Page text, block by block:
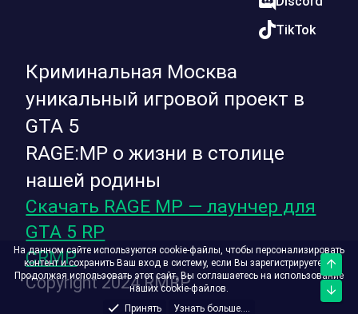
Криминальная Москва
уникальный игровой проект в
GTA 5
RAGE:MP о жизни в столице
нашей родины
Скачать RAGE MP — лаунчер для
GTA 5 RP
CRMP
Copyright 2024 RMRP
TikTok
На данном сайте используются cookie-файлы, чтобы персонализировать
контент и сохранить Ваш вход в систему, если Вы зарегистрируетесь.
Продолжая использовать этот сайт, Вы соглашаетесь на использование
наших cookie-файлов.
Принять
Узнать больше....
Верх
Низ